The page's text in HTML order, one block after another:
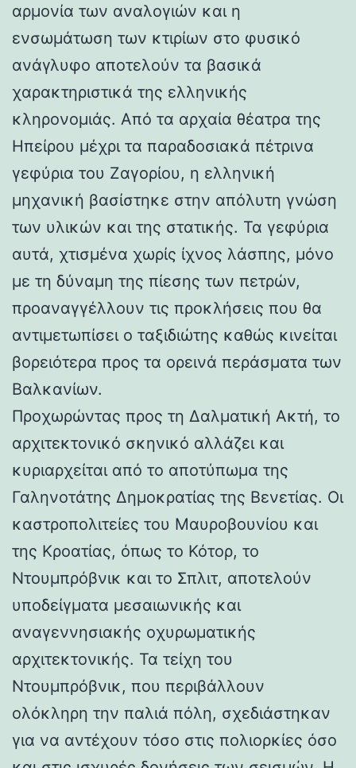
αρμονία των αναλογιών και η
ενσωμάτωση των κτιρίων στο φυσικό
ανάγλυφο αποτελούν τα βασικά
χαρακτηριστικά της ελληνικής
κληρονομιάς. Από τα αρχαία θέατρα της
Ηπείρου μέχρι τα παραδοσιακά πέτρινα
γεφύρια του Ζαγορίου, η ελληνική
μηχανική βασίστηκε στην απόλυτη γνώση
των υλικών και της στατικής. Τα γεφύρια
αυτά, χτισμένα χωρίς ίχνος λάσπης, μόνο
με τη δύναμη της πίεσης των πετρών,
προαναγγέλλουν τις προκλήσεις που θα
αντιμετωπίσει ο ταξιδιώτης καθώς κινείται
βορειότερα προς τα ορεινά περάσματα των
Βαλκανίων.
Προχωρώντας προς τη Δαλματική Ακτή, το
αρχιτεκτονικό σκηνικό αλλάζει και
κυριαρχείται από το αποτύπωμα της
Γαληνοτάτης Δημοκρατίας της Βενετίας. Οι
καστροπολιτείες του Μαυροβουνίου και
της Κροατίας, όπως το Κότορ, το
Ντουμπρόβνικ και το Σπλιτ, αποτελούν
υποδείγματα μεσαιωνικής και
αναγεννησιακής οχυρωματικής
αρχιτεκτονικής. Τα τείχη του
Ντουμπρόβνικ, που περιβάλλουν
ολόκληρη την παλιά πόλη, σχεδιάστηκαν
για να αντέχουν τόσο στις πολιορκίες όσο